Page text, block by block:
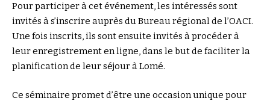
Pour participer à cet événement, les intéressés sont
invités à s’inscrire auprès du Bureau régional de l’OACI.
Une fois inscrits, ils sont ensuite invités à procéder à
leur enregistrement en ligne, dans le but de faciliter la
planification de leur séjour à Lomé.
Ce séminaire promet d’être une occasion unique pour